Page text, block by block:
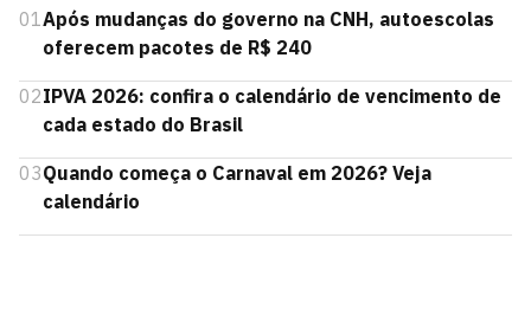
01Após mudanças do governo na CNH, autoescolas
oferecem pacotes de R$ 240
02IPVA 2026: confira o calendário de vencimento de
cada estado do Brasil
03Quando começa o Carnaval em 2026? Veja
calendário